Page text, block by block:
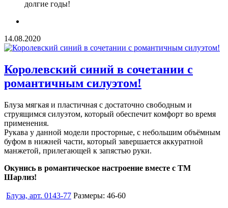
долгие годы!
14.08.2020
Королевский синий в сочетании с
романтичным силуэтом!
Блуза мягкая и пластичная с достаточно свободным и
струящимся силуэтом, который обеспечит комфорт во время
применения.
Рукава у данной модели просторные, с небольшим объёмным
буфом в нижней части, который завершается аккуратной
манжетой, прилегающей к запястью руки.
Окунись в романтическое настроение вместе с ТМ
Шарлиз!
Блуза, арт. 0143-77 Размеры: 46-60